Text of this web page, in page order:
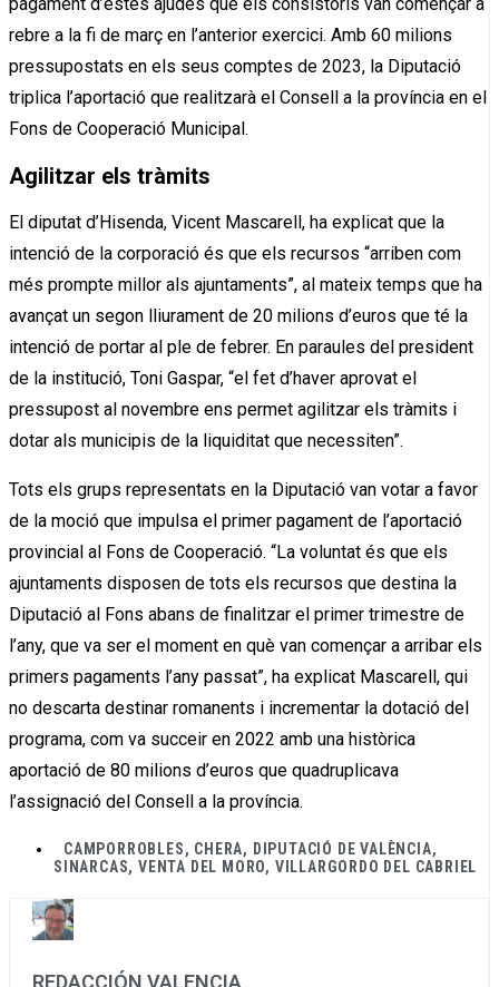
pagament d’estes ajudes que els consistoris van començar a
rebre a la fi de març en l’anterior exercici. Amb 60 milions
pressupostats en els seus comptes de 2023, la Diputació
triplica l’aportació que realitzarà el Consell a la província en el
Fons de Cooperació Municipal.
Agilitzar els tràmits
El diputat d’Hisenda, Vicent Mascarell, ha explicat que la
intenció de la corporació és que els recursos “arriben com
més prompte millor als ajuntaments”, al mateix temps que ha
avançat un segon lliurament de 20 milions d’euros que té la
intenció de portar al ple de febrer. En paraules del president
de la institució, Toni Gaspar, “el fet d’haver aprovat el
pressupost al novembre ens permet agilitzar els tràmits i
dotar als municipis de la liquiditat que necessiten”.
Tots els grups representats en la Diputació van votar a favor
de la moció que impulsa el primer pagament de l’aportació
provincial al Fons de Cooperació. “La voluntat és que els
ajuntaments disposen de tots els recursos que destina la
Diputació al Fons abans de finalitzar el primer trimestre de
l’any, que va ser el moment en què van començar a arribar els
primers pagaments l’any passat”, ha explicat Mascarell, qui
no descarta destinar romanents i incrementar la dotació del
programa, com va succeir en 2022 amb una històrica
aportació de 80 milions d’euros que quadruplicava
l’assignació del Consell a la província.
CAMPORROBLES, CHERA, DIPUTACIÓ DE VALÈNCIA,
SINARCAS,VENTA DEL MORO, VILLARGORDO DEL CABRIEL